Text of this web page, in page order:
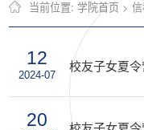
当前位置:学院首页 >
12
2024-07
20